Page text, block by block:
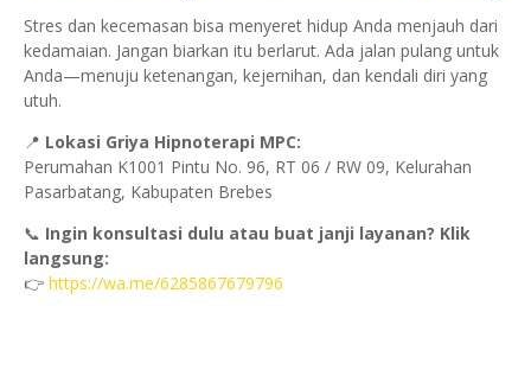
Stres dan kecemasan bisa menyeret hidup Anda menjauh dari
kedamaian. Jangan biarkan itu berlarut. Ada jalan pulang untuk
Anda—menuju ketenangan, kejernihan, dan kendali diri yang
utuh.
📍 Lokasi Griya Hipnoterapi MPC:
Perumahan K1001 Pintu No. 96, RT 06 / RW 09, Kelurahan
Pasarbatang, Kabupaten Brebes
📞 Ingin konsultasi dulu atau buat janji layanan? Klik
langsung:
👉 https://wa.me/6285867679796